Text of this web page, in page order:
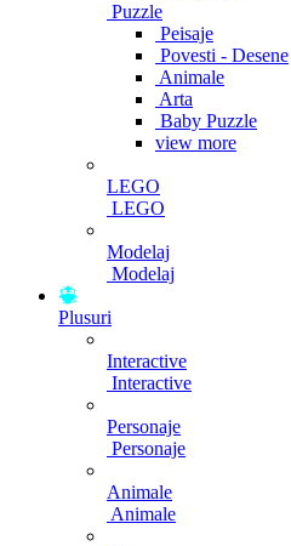
Puzzle
Peisaje
Povesti - Desene
Animale
Arta
Baby Puzzle
view more
LEGO
LEGO
Modelaj
Modelaj
Plusuri
Interactive
Interactive
Personaje
Personaje
Animale
Animale